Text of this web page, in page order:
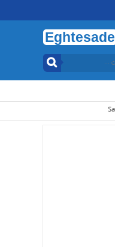
Eghtesade